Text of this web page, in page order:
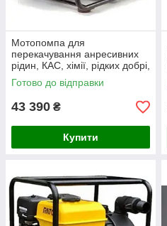
Мотопомпа для
перекачування анресивних
рідин, КАС, хімії, рідких добрі,
рідких добрив(560 л/хв 33
куб./рік)
Готово до відправки
43 390 ₴
Купити